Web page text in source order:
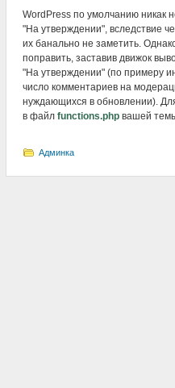
WordPress по умолчанию никак
"На утверждении", вследствие
их банально не заметить.
поправить, заставив движок
"На утверждении" (по примеру
число комментариев на
нуждающихся в обновлении).
в файл functions.phpвашей
Админка